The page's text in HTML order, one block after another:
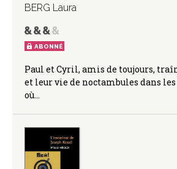
BERG Laura
ABONNÉ
Paul et Cyril, amis de toujours,
et leur vie de noctambules dans
où…